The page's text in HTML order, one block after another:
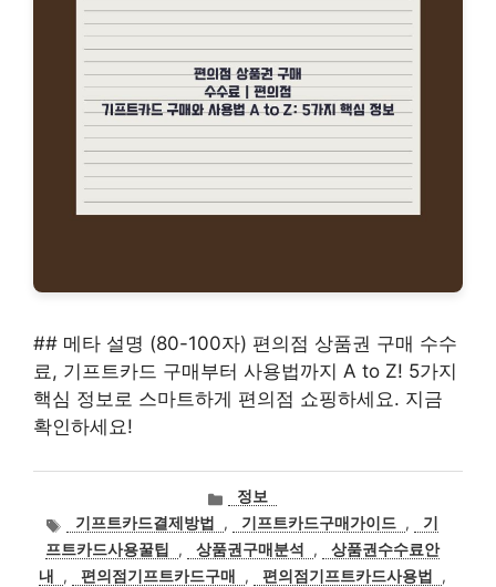
## 메타 설명 (80-100자) 편의점 상품권 구매 수수
료, 기프트카드 구매부터 사용법까지 A to Z! 5가지
핵심 정보로 스마트하게 편의점 쇼핑하세요. 지금
확인하세요!
카
테
고
리
정보
태
그
기프트카드결제방법 , 기프트카드구매가이드 ,
기
프트카드사용꿀팁
, 상품권구매분석 ,
상품권수수료안
내
, 편의점기프트카드구매 , 편의점기프트카드사용법
,